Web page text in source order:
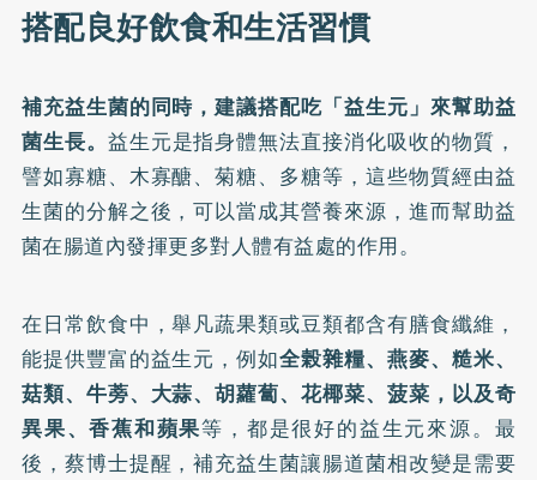
搭配良好飲食和生活習慣
補充益生菌的同時，建議搭配吃「益生元」來幫助益
菌生長。 益生元是指身體無法直接消化吸收的物質，
譬如寡糖、木寡醣、菊糖、多糖等，這些物質經由益
生菌的分解之後，可以當成其營養來源，進而幫助益
菌在腸道內發揮更多對人體有益處的作用。
在日常飲食中，舉凡蔬果類或豆類都含有膳食纖維，
能提供豐富的益生元，例如全榖雜糧、燕麥、糙米、
菇類、牛蒡、大蒜、胡蘿蔔、花椰菜、菠菜，以及奇
異果、香蕉和蘋果等，都是很好的益生元來源。最
後，蔡博士提醒，補充益生菌讓腸道菌相改變是需要